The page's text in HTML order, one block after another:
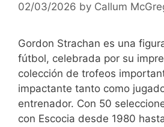
02/03/2026 by Callum
Gordon Strachan es una
fútbol, celebrada por su
colección de trofeos
impactante tanto como
entrenador. Con 50
con Escocia desde 1980